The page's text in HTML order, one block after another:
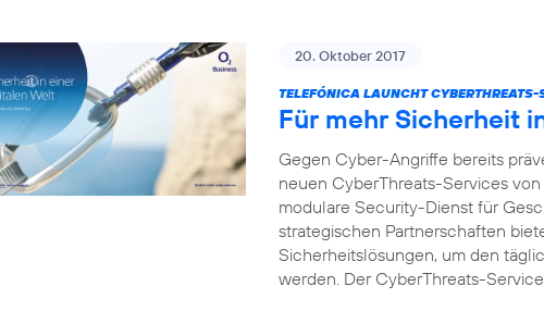
20. Oktober 2017
TELEFÓNICA LAUNCHT CYBERTHREATS-
Für mehr Sicherheit
Gegen Cyber-Angriffe bereits
neuen CyberThreats-Services
modulare Security-Dienst für
strategischen Partnerschaften
Sicherheitslösungen, um den
werden. Der CyberThreats-